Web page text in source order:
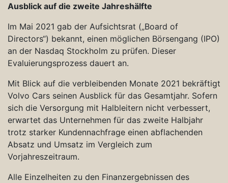
Ausblick auf die zweite Jahreshälfte
Im Mai 2021 gab der Aufsichtsrat („Board of
Directors“) bekannt, einen möglichen Börsengang (IPO)
an der Nasdaq Stockholm zu prüfen. Dieser
Evaluierungsprozess dauert an.
Mit Blick auf die verbleibenden Monate 2021 bekräftigt
Volvo Cars seinen Ausblick für das Gesamtjahr. Sofern
sich die Versorgung mit Halbleitern nicht verbessert,
erwartet das Unternehmen für das zweite Halbjahr
trotz starker Kundennachfrage einen abflachenden
Absatz und Umsatz im Vergleich zum
Vorjahreszeitraum.
Alle Einzelheiten zu den Finanzergebnissen des